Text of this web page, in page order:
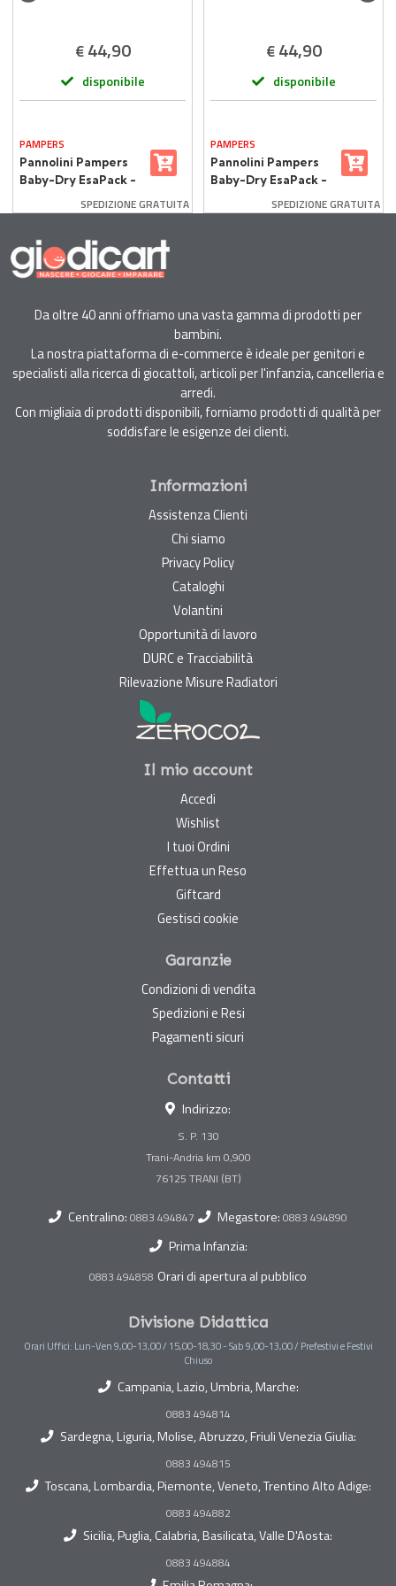
€ 44,90
disponibile
PAMPERS
Pannolini Pampers
Baby-Dry EsaPack -
144 Pezzi
SPEDIZIONE GRATUITA
€ 44,90
disponibile
PAMPERS
Pannolini Pampers
Baby-Dry EsaPack -
132 Pezzi
SPEDIZIONE GRATUITA
Da oltre 40 anni offriamo una vasta gamma di prodotti per
bambini.
La nostra piattaforma di e-commerce è ideale per genitori e
specialisti alla ricerca di giocattoli, articoli per l'infanzia, cancelleria e
arredi.
Con migliaia di prodotti disponibili, forniamo prodotti di qualità per
soddisfare le esigenze dei clienti.
Informazioni
Assistenza Clienti
Chi siamo
Privacy Policy
Cataloghi
Volantini
Opportunità di lavoro
DURC e Tracciabilità
Rilevazione Misure Radiatori
Il mio account
Accedi
Wishlist
I tuoi Ordini
Effettua un Reso
Giftcard
Gestisci cookie
Garanzie
Condizioni di vendita
Spedizioni e Resi
Pagamenti sicuri
Contatti
Indirizzo:
S. P. 130
Trani-Andria km 0,900
Centralino: 0883 494847 Megastore: 0883 494890
Prima Infanzia:
0883 494858 Orari di apertura al pubblico
Divisione Didattica
Orari Uffici: Lun-Ven 9,00-13,00 / 15,00-18,30 - Sab 9,00-13,00 / Prefestivi e Festivi
Chiuso
Campania, Lazio, Umbria, Marche:
0883 494814
Sardegna, Liguria, Molise, Abruzzo, Friuli Venezia Giulia:
0883 494815
Toscana, Lombardia, Piemonte, Veneto, Trentino Alto Adige:
0883 494882
Sicilia, Puglia, Calabria, Basilicata, Valle D'Aosta:
0883 494884